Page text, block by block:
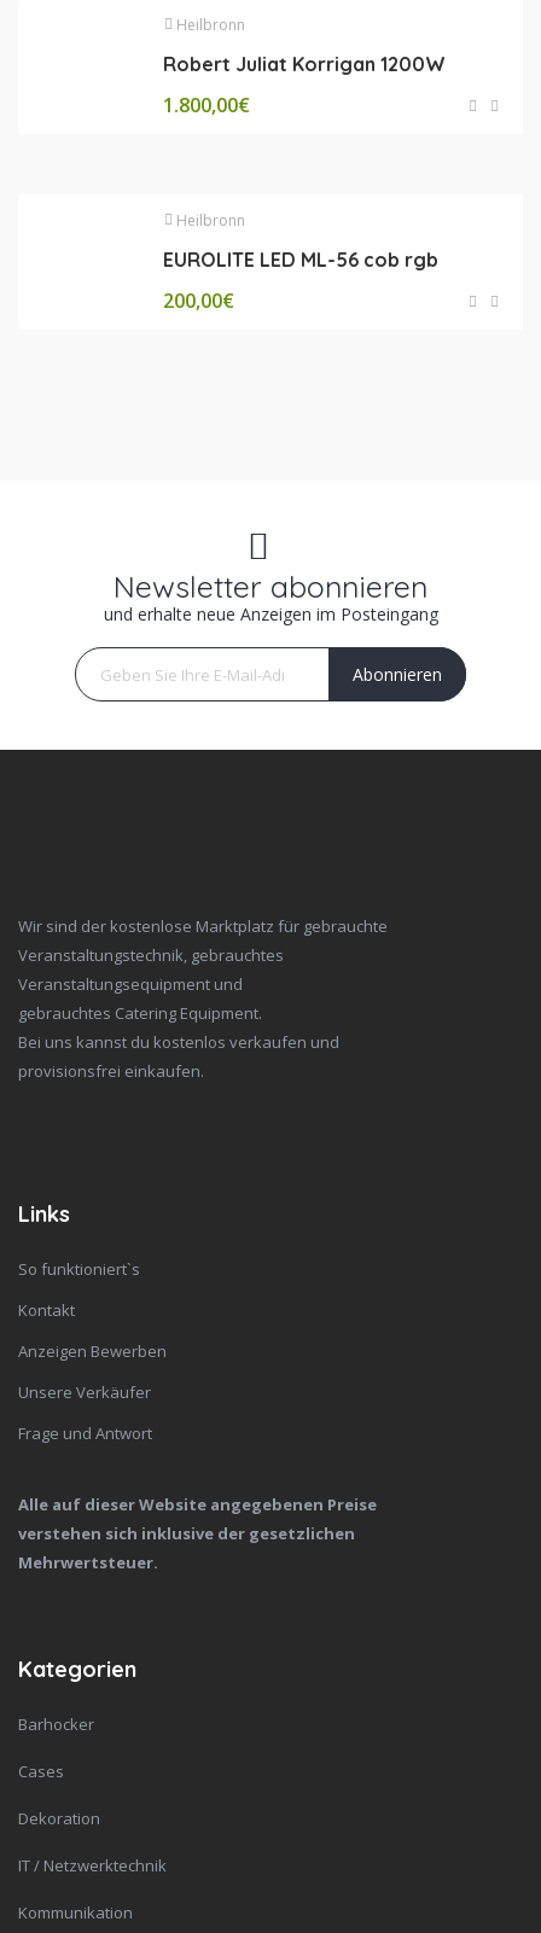
Heilbronn
Robert Juliat Korrigan 1200W
1.800,00€
Heilbronn
EUROLITE LED ML-56 cob rgb
200,00€
Newsletter abonnieren
und erhalte neue Anzeigen im Posteingang
Abonnieren
Wir sind der kostenlose Marktplatz für gebrauchte
Veranstaltungstechnik, gebrauchtes
Veranstaltungsequipment und
gebrauchtes Catering Equipment.
Bei uns kannst du kostenlos verkaufen und
provisionsfrei einkaufen.
Links
So funktioniert`s
Kontakt
Anzeigen Bewerben
Unsere Verkäufer
Frage und Antwort
Alle auf dieser Website angegebenen Preise
verstehen sich inklusive der gesetzlichen
Mehrwertsteuer.
Kategorien
Barhocker
Cases
Dekoration
IT / Netzwerktechnik
Kommunikation